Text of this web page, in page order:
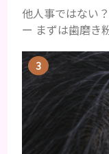
他人事ではない
ー まずは歯磨き
まれるアレルギ
普段お使いの歯
レルギーを引き
すね。 •フッ素･
たり、虫歯と防
粉の風味や爽...